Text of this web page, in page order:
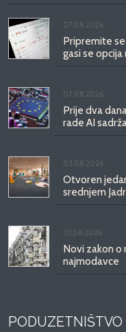
07.08.2026.
Pripremite
gasi se
07.08.2026.
Prije dva
rade AI
03.08.2026.
Otvoren
srednjem
01.08.2026.
Novi zakon o
najmodavce
PODUZETNIŠTVO